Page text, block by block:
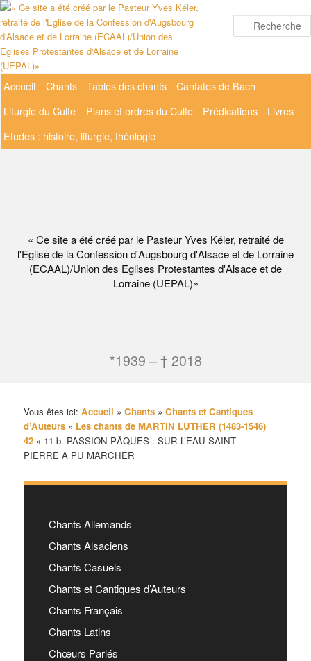
Aller
au
contenu
principal
« Ce site a été créé par le Pasteur Yves Kéler, retraité de
l'Eglise de la Confession d'Augsbourg d'Alsace et de Lorraine
(ECAAL)/Union des Eglises Protestantes d'Alsace et de
Lorraine (UEPAL)»
*1939 – † 2018
Menu
Accueil Chants Tables des chants
Cantates de Bach
Liturgie du Culte
Plans et ordres du Culte Prédications
Livres
Etudes : histoire, liturgie, théologie
Vous êtes ici:Accueil »Chants »Chants et Cantiques
d’Auteurs » Les chants de MARTIN LUTHER (1483-1546)
42 » 11 b. PASSION-PÂQUES : SUR L’EAU SAINT-
PIERRE A PU MARCHER
Chants Allemands
Chants Alsaciens
Chants Casuels
Chants et Cantiques d’Auteurs
Chants Français
Chants Latins
Chœurs Parlés